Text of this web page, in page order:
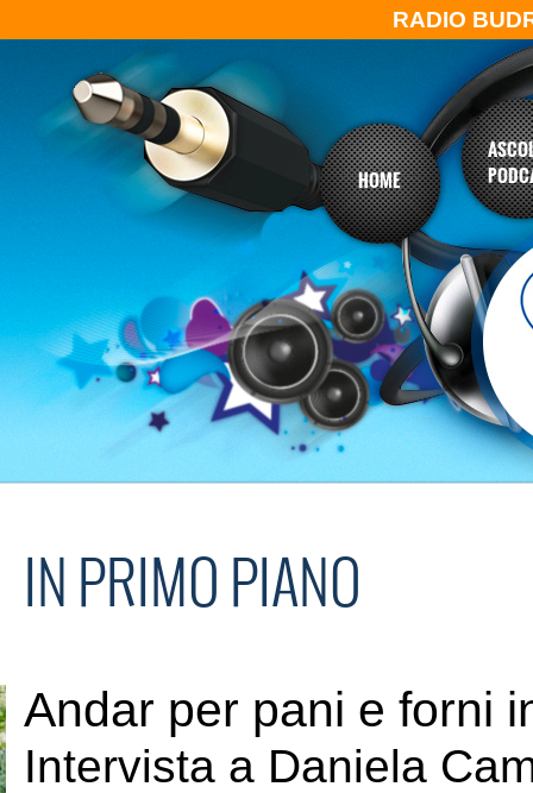
RADIO
HOME
IN PRIMO PIANO
Andar per pani e forni
Intervista a Daniela